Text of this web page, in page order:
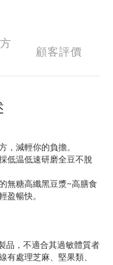
顧客評價
，減輕你的負擔。
低温低速研磨全豆不脫
無糖高纖黑豆漿~高膳食
盈暢快。
合其過敏體質者
有處理芝麻、堅果類、